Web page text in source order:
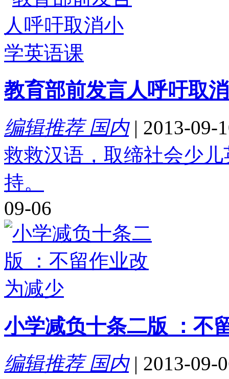
教育部前发言人呼吁取
编辑推荐 国内| 2013-09-
救救汉语，取缔社会少
持。
09-06
小学减负十条二版 ：不
编辑推荐 国内| 2013-09-